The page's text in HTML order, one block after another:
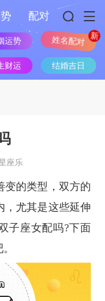
配对
运势 姓名配对
财运 结婚吉日
座乐
的类型，双方的
，尤其是这些延伸
子座女配吗?下面